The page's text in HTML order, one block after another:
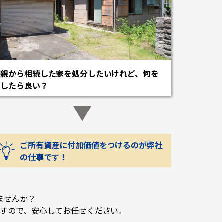
親から相続した家を処分したいけれど、何を
したら良い？
ご所有資産に付加価値をつけるのが弊社
の仕事です！
んか？
で、安心してお任せください。